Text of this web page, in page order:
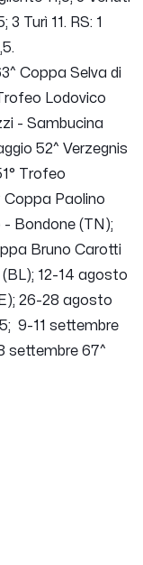
Turì 11. RS: 1
Coppa Selva di
Lodovico
- Sambucina
52^ Verzegnis
Trofeo
Coppa Paolino
- Bondone (TN);
Bruno Carotti
(BL); 12-14 agosto
26-28 agosto
9-11 settembre
settembre 67^